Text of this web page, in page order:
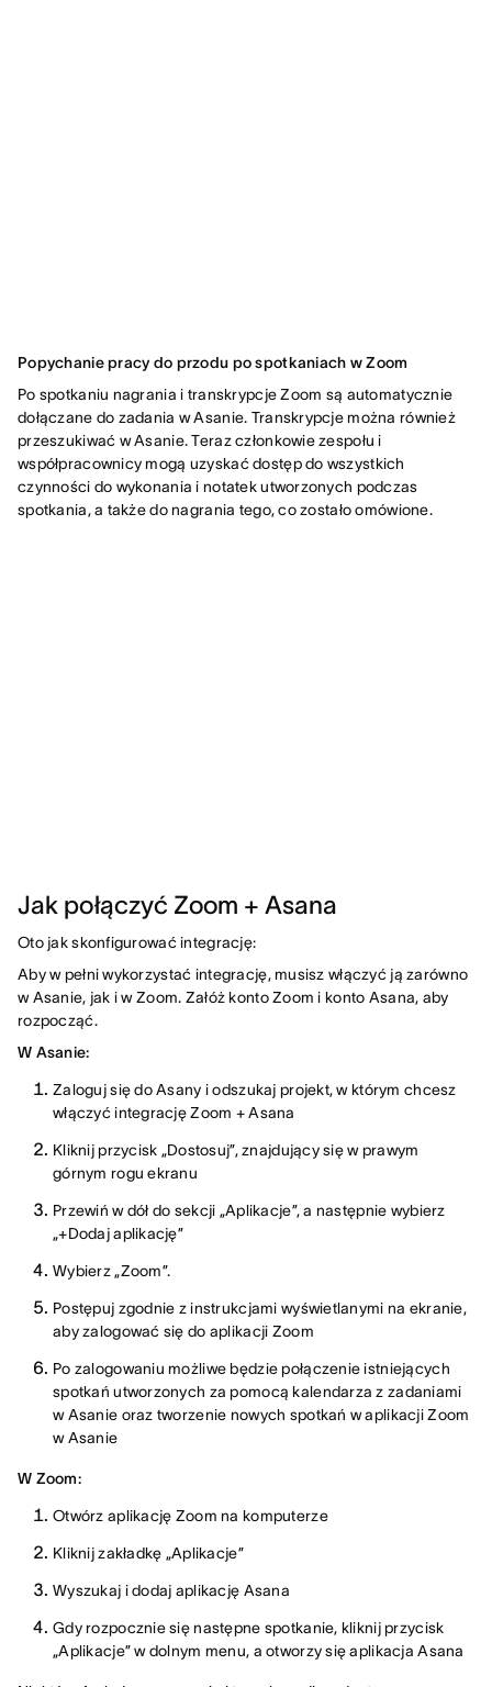
Popychanie pracy do przodu po spotkaniach w Zoom
Po spotkaniu nagrania i transkrypcje Zoom są automatycznie
dołączane do zadania w Asanie. Transkrypcje można również
przeszukiwać w Asanie. Teraz członkowie zespołu i
współpracownicy mogą uzyskać dostęp do wszystkich
czynności do wykonania i notatek utworzonych podczas
spotkania, a także do nagrania tego, co zostało omówione.
Jak połączyć Zoom + Asana
Oto jak skonfigurować integrację:
Aby w pełni wykorzystać integrację, musisz włączyć ją zarówno
w Asanie, jak i w Zoom. Załóż konto Zoom i konto Asana, aby
rozpocząć.
W Asanie:
Zaloguj się do Asany i odszukaj projekt, w którym chcesz
włączyć integrację Zoom + Asana
Kliknij przycisk „Dostosuj”, znajdujący się w prawym
górnym rogu ekranu
Przewiń w dół do sekcji „Aplikacje”, a następnie wybierz
„+Dodaj aplikację”
Wybierz „Zoom”.
Postępuj zgodnie z instrukcjami wyświetlanymi na ekranie,
aby zalogować się do aplikacji Zoom
Po zalogowaniu możliwe będzie połączenie istniejących
spotkań utworzonych za pomocą kalendarza z zadaniami
w Asanie oraz tworzenie nowych spotkań w aplikacji Zoom
w Asanie
W Zoom:
Otwórz aplikację Zoom na komputerze
Kliknij zakładkę „Aplikacje”
Wyszukaj i dodaj aplikację Asana
Gdy rozpocznie się następne spotkanie, kliknij przycisk
„Aplikacje” w dolnym menu, a otworzy się aplikacja Asana